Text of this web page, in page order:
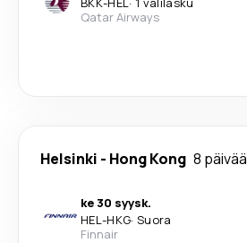
Qatar Airways
Helsinki - Hong Kong 8 päivää
ke 30 syysk.
HEL-HKG· Suora
Finnair